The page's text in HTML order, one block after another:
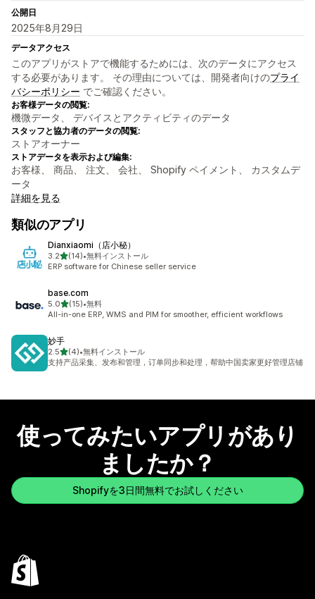
公開日
2025年8月29日
データアクセス
このアプリがストアで機能するためには、次のデータにアクセス
する必要があります。 その理由については、開発者向けのプライ
バシーポリシー でご確認ください。
お客様データの閲覧:
機微データ、 デバイスとアクティビティのデータ
スタッフと協力者のデータの閲覧:
ストアオーナー
ストアデータを表示および編集:
お客様、 商品、 注文、 会社、 Shopify ペイメント、 カスタムデ
ータ
詳細を見る
類似のアプリ
Dianxiaomi（店小秘）
3.25つ星中
(14)
合計レビュー数：14件
•無料インストール
ERP software for Chinese seller service
base.com
5.05つ星中
(15)
合計レビュー数：15件
•無料
All-in-one ERP, WMS and PIM for smoother, efficient workflows
妙手
2.55つ星中
(4)
合計レビュー数：4件
•無料インストール
支持产品采集、发布和管理，订单同步和处理，帮助中国卖家更好管理店铺
使ってみたいアプリがあり
ましたか？
Shopifyを3日間無料でお試しください